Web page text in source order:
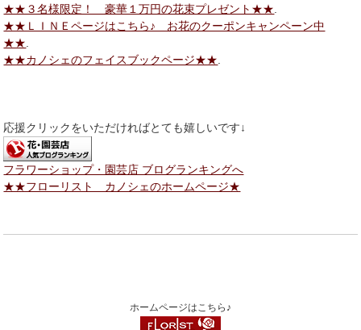
★★３名様限定！ 豪華１万円の花束プレゼント★★
★★ＬＩＮＥページはこちら♪ お花のクーポンキャンペーン中
★★
★★カノシェのフェイスブックページ★★
応援クリックをいただければとても嬉しいです↓
フラワーショップ・園芸店 ブログランキングへ
★★フローリスト カノシェのホームページ★
ホームページはこちら♪